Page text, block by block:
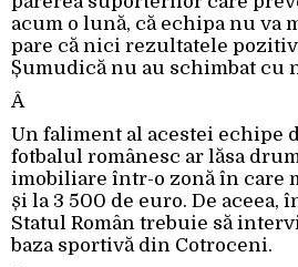
acum o lună, că echipa nu va
pare că nici rezultatele
Șumudică nu au schimbat cu
Â
Un faliment al acestei echipe
fotbalul românesc ar lăsa
imobiliare într-o zonă în care
și la 3 500 de euro. De aceea,
Statul Român trebuie să
baza sportivă din Cotroceni.